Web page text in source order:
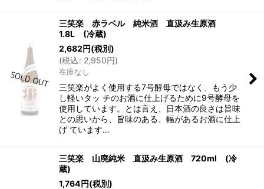
三笑楽 赤ラベル 純米酒 直汲み生原酒
1.8L (冷蔵)
2,682円(税別)
(税込: 2,950円)
在庫なし
三笑楽がよく使用する7号酵母ではなく、もう少
し軽いタッ チのお酒に仕上げるために9号酵母を
使用しています。とは言え、日本酒の良さは旨味
との思いから、旨味のある、幅があるお酒に仕上
げ ています…
三笑楽 山廃純米 直汲み生原酒 720ml (冷
蔵)
1,764円(税別)